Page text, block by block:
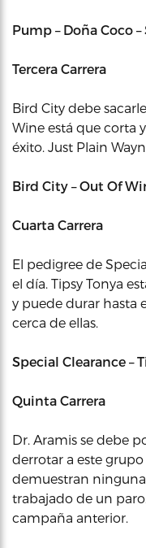
Pump – Doña Coco –
Tercera Carrera
Bird City debe
Wine está que corta
éxito. Just Plain
Bird City – Out Of
Cuarta Carrera
El pedigree de
el día. Tipsy Tonya
y puede durar hasta
cerca de ellas.
Special Clearance –
Quinta Carrera
Dr. Aramis se debe
derrotar a este
demuestran
trabajado de un
campaña anterior.